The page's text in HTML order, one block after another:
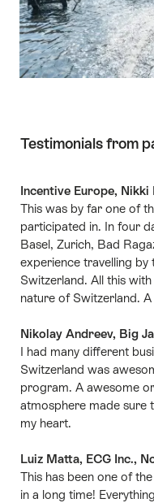
Testimonials from
Incentive Europe,
This was by far one of
participated in. In four
Basel, Zurich, Bad
experience travelling by
Switzerland. All this
nature of Switzerland.
Nikolay Andreev, Big
I had many different
Switzerland was
program. A awesome
atmosphere made sure
my heart.
Luiz Matta, ECG Inc.,
This has been one of
in a long time!